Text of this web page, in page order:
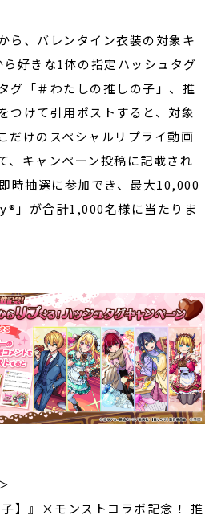
ら、バレンタイン衣装の対象キ
好きな1体の指定ハッシュタグ
グ「＃わたしの推しの子」、推
つけて引用ポストすると、対象
だけのスペシャルリプライ動画
、キャンペーン投稿に記載され
時抽選に参加でき、最大10,000
」が合計1,000名様に当たりま
】』×モンストコラボ記念！ 推